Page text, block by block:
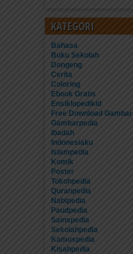
KATEGORI
Bahasa
Buku Sekolah
Dongeng
Cerita
Coloring
Ebook Gratis
Ensiklopedikid
Free Download Gambar
Gambarpedia
Ibadah
Indonesiaku
Islampedia
Komik
Poster
Tokohpedia
Quranpedia
Nabipedia
Paudpedia
Sainspedia
Sekolahpedia
Kamuspedia
Kisahpedia